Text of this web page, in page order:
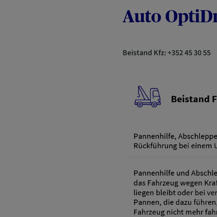
Auto
Beistand Kfz: +352 45 30 55